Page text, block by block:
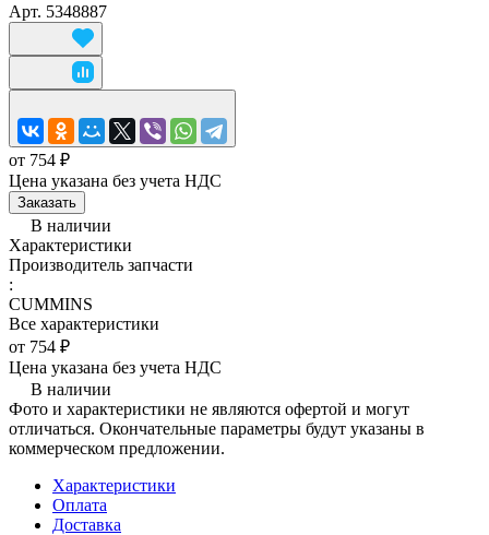
Арт. 5348887
от 754 ₽
Цена указана без учета НДС
Заказать
В наличии
Характеристики
Производитель запчасти
:
CUMMINS
Все характеристики
от 754 ₽
Цена указана без учета НДС
В наличии
Фото и характеристики не являются офертой и могут
отличаться. Окончательные параметры будут указаны в
коммерческом предложении.
Характеристики
Оплата
Доставка